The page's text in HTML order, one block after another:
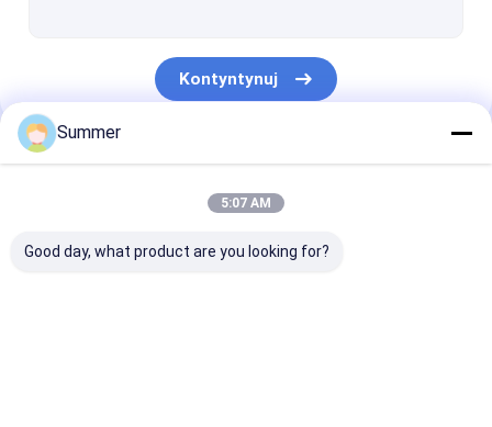
Bezprocesowe płyty drukarskie
Dwuwarstwowa płyta CTP
Płyty drukarskie CTCP
Kontyntynuj
Nasze Kategorie
Summer
5:07 AM
Good day, what product are you looking for?